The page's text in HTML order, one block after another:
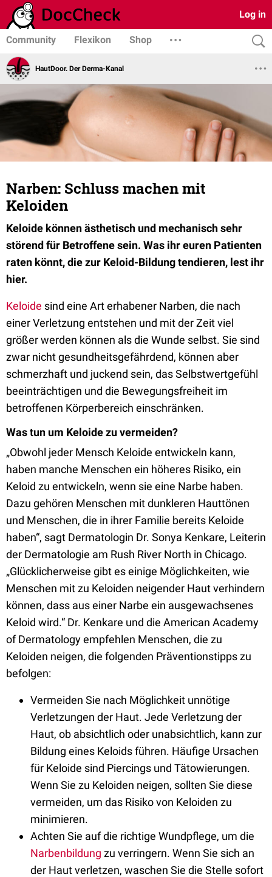
Log in
Community Flexikon Shop
HautDoor. Der Derma-Kanal
Narben: Schluss machen mit
Keloiden
Keloide können ästhetisch und mechanisch sehr
störend für Betroffene sein. Was ihr euren Patienten
raten könnt, die zur Keloid-Bildung tendieren, lest ihr
hier.
Keloide sind eine Art erhabener Narben, die nach
einer Verletzung entstehen und mit der Zeit viel
größer werden können als die Wunde selbst. Sie sind
zwar nicht gesundheitsgefährdend, können aber
schmerzhaft und juckend sein, das Selbstwertgefühl
beeinträchtigen und die Bewegungsfreiheit im
betroffenen Körperbereich einschränken.
Was tun um Keloide zu vermeiden?
„Obwohl jeder Mensch Keloide entwickeln kann,
haben manche Menschen ein höheres Risiko, ein
Keloid zu entwickeln, wenn sie eine Narbe haben.
Dazu gehören Menschen mit dunkleren Hauttönen
und Menschen, die in ihrer Familie bereits Keloide
haben“, sagt Dermatologin Dr. Sonya Kenkare, Leiterin
der Dermatologie am Rush River North in Chicago.
„Glücklicherweise gibt es einige Möglichkeiten, wie
Menschen mit zu Keloiden neigender Haut verhindern
können, dass aus einer Narbe ein ausgewachsenes
Keloid wird.“ Dr. Kenkare und die American Academy
of Dermatology empfehlen Menschen, die zu
Keloiden neigen, die folgenden Präventionstipps zu
befolgen:
Vermeiden Sie nach Möglichkeit unnötige
Verletzungen der Haut. Jede Verletzung der
Haut, ob absichtlich oder unabsichtlich, kann zur
Bildung eines Keloids führen. Häufige Ursachen
für Keloide sind Piercings und Tätowierungen.
Wenn Sie zu Keloiden neigen, sollten Sie diese
vermeiden, um das Risiko von Keloiden zu
minimieren.
Achten Sie auf die richtige Wundpflege, um die
Narbenbildung zu verringern. Wenn Sie sich an
der Haut verletzen, waschen Sie die Stelle sofort